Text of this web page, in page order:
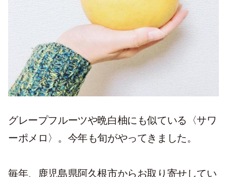
グレープフルーツや晩白柚にも似ている〈サワ
ーポメロ〉。今年も旬がやってきました。
毎年、鹿児島県阿久根市からお取り寄せしてい